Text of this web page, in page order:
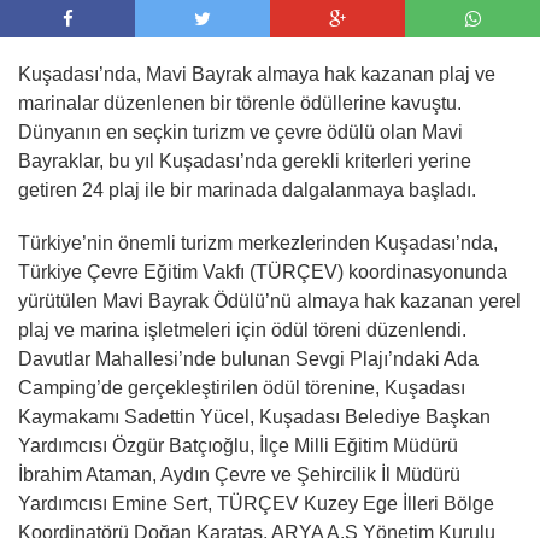
Kuşadası’nda, Mavi Bayrak almaya hak kazanan plaj ve
marinalar düzenlenen bir törenle ödüllerine kavuştu.
Dünyanın en seçkin turizm ve çevre ödülü olan Mavi
Bayraklar, bu yıl Kuşadası’nda gerekli kriterleri yerine
getiren 24 plaj ile bir marinada dalgalanmaya başladı.
Türkiye’nin önemli turizm merkezlerinden Kuşadası’nda,
Türkiye Çevre Eğitim Vakfı (TÜRÇEV) koordinasyonunda
yürütülen Mavi Bayrak Ödülü’nü almaya hak kazanan yerel
plaj ve marina işletmeleri için ödül töreni düzenlendi.
Davutlar Mahallesi’nde bulunan Sevgi Plajı’ndaki Ada
Camping’de gerçekleştirilen ödül törenine, Kuşadası
Kaymakamı Sadettin Yücel, Kuşadası Belediye Başkan
Yardımcısı Özgür Batçıoğlu, İlçe Milli Eğitim Müdürü
İbrahim Ataman, Aydın Çevre ve Şehircilik İl Müdürü
Yardımcısı Emine Sert, TÜRÇEV Kuzey Ege İlleri Bölge
Koordinatörü Doğan Karataş, ARYA A.Ş Yönetim Kurulu